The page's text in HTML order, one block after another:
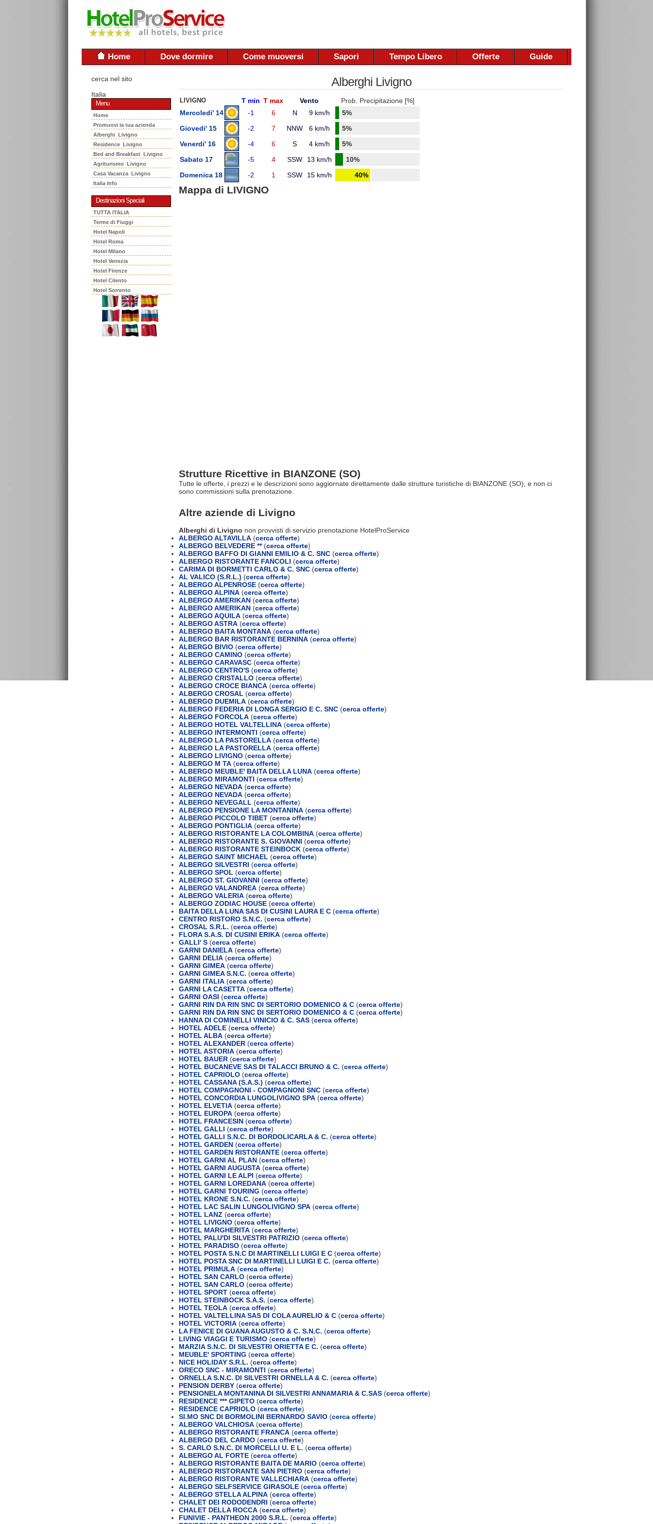
Home Dove dormire Come muoversi Sapori Tempo Libero Offerte Guide
cerca nel sito
Italia
Menu
Home
Promuovi la tua azienda
Alberghi Livigno
Residence Livigno
Bed and Breakfast Livigno
Agriturismo Livigno
Casa Vacanza Livigno
Italia Info
Destinazioni Speciali
TUTTA ITALIA
Terme di Fiuggi
Hotel Napoli
Hotel Roma
Hotel Milano
Hotel Venezia
Hotel Firenze
Hotel Cilento
Hotel Sorrento
Alberghi Livigno
LIVIGNO T min T max Vento
Prob. Precipitazione [%]
Mercoledi' 14
-1 6 N 9 km/h
5%
Giovedi' 15
-2 7 NNW 6 km/h
5%
Venerdi' 16
-4 6 S 4 km/h
5%
Sabato 17
-5 4 SSW 13 km/h
10%
Domenica 18
-2 1 SSW 15 km/h 40%
Mappa di LIVIGNO
Strutture Ricettive in BIANZONE (SO)
Tutte le offerte, i prezzi e le descrizioni sono aggiornate direttamente dalle strutture turistiche di BIANZONE (SO), e non ci
sono commissioni sulla prenotazione.
Altre aziende di Livigno
Alberghi di Livigno non provvisti di servizio prenotazione HotelProService
ALBERGO ALTAVILLA (cerca offerte)
ALBERGO BELVEDERE **(cerca offerte)
ALBERGO BAFFO DI GIANNI EMILIO & C. SNC (cerca offerte)
ALBERGO RISTORANTE FANCOLI (cerca offerte)
CARIMA DI BORMETTI CARLO & C. SNC (cerca offerte)
AL VALICO (S.R.L.) (cerca offerte)
ALBERGO ALPENROSE (cerca offerte)
ALBERGO ALPINA (cerca offerte)
ALBERGO AMERIKAN (cerca offerte)
ALBERGO AMERIKAN (cerca offerte)
ALBERGO AQUILA (cerca offerte)
ALBERGO ASTRA (cerca offerte)
ALBERGO BAITA MONTANA (cerca offerte)
ALBERGO BAR RISTORANTE BERNINA (cerca offerte)
ALBERGO BIVIO (cerca offerte)
ALBERGO CAMINO (cerca offerte)
ALBERGO CARAVASC (cerca offerte)
ALBERGO CENTRO'S (cerca offerte)
ALBERGO CRISTALLO (cerca offerte)
ALBERGO CROCE BIANCA (cerca offerte)
ALBERGO CROSAL (cerca offerte)
ALBERGO DUEMILA (cerca offerte)
ALBERGO FEDERIA DI LONGA SERGIO E C. SNC (cerca offerte)
ALBERGO FORCOLA (cerca offerte)
ALBERGO HOTEL VALTELLINA (cerca offerte)
ALBERGO INTERMONTI (cerca offerte)
ALBERGO LA PASTORELLA (cerca offerte)
ALBERGO LA PASTORELLA (cerca offerte)
ALBERGO LIVIGNO (cerca offerte)
ALBERGO M TA (cerca offerte)
ALBERGO MEUBLE' BAITA DELLA LUNA (cerca offerte)
ALBERGO MIRAMONTI (cerca offerte)
ALBERGO NEVADA (cerca offerte)
ALBERGO NEVADA (cerca offerte)
ALBERGO NEVEGALL (cerca offerte)
ALBERGO PENSIONE LA MONTANINA (cerca offerte)
ALBERGO PICCOLO TIBET (cerca offerte)
ALBERGO PONTIGLIA (cerca offerte)
ALBERGO RISTORANTE LA COLOMBINA (cerca offerte)
ALBERGO RISTORANTE S. GIOVANNI (cerca offerte)
ALBERGO RISTORANTE STEINBOCK (cerca offerte)
ALBERGO SAINT MICHAEL (cerca offerte)
ALBERGO SILVESTRI (cerca offerte)
ALBERGO SPOL (cerca offerte)
ALBERGO ST. GIOVANNI (cerca offerte)
ALBERGO VALANDREA (cerca offerte)
ALBERGO VALERIA (cerca offerte)
ALBERGO ZODIAC HOUSE (cerca offerte)
BAITA DELLA LUNA SAS DI CUSINI LAURA E C (cerca offerte)
CENTRO RISTORO S.N.C. (cerca offerte)
CROSAL S.R.L. (cerca offerte)
FLORA S.A.S. DI CUSINI ERIKA (cerca offerte)
GALLI' S (cerca offerte)
GARNI DANIELA (cerca offerte)
GARNI DELIA (cerca offerte)
GARNI GIMEA (cerca offerte)
GARNI GIMEA S.N.C. (cerca offerte)
GARNI ITALIA (cerca offerte)
GARNI LA CASETTA (cerca offerte)
GARNI OASI (cerca offerte)
GARNI RIN DA RIN SNC DI SERTORIO DOMENICO & C (cerca offerte)
GARNI RIN DA RIN SNC DI SERTORIO DOMENICO & C (cerca offerte)
HANNA DI COMINELLI VINICIO & C. SAS (cerca offerte)
HOTEL ADELE (cerca offerte)
HOTEL ALBA (cerca offerte)
HOTEL ALEXANDER (cerca offerte)
HOTEL ASTORIA (cerca offerte)
HOTEL BAUER (cerca offerte)
HOTEL BUCANEVE SAS DI TALACCI BRUNO & C. (cerca offerte)
HOTEL CAPRIOLO (cerca offerte)
HOTEL CASSANA (S.A.S.) (cerca offerte)
HOTEL COMPAGNONI - COMPAGNONI SNC (cerca offerte)
HOTEL CONCORDIA LUNGOLIVIGNO SPA (cerca offerte)
HOTEL ELVETIA (cerca offerte)
HOTEL EUROPA (cerca offerte)
HOTEL FRANCESIN (cerca offerte)
HOTEL GALLI (cerca offerte)
HOTEL GALLI S.N.C. DI BORDOLICARLA & C. (cerca offerte)
HOTEL GARDEN (cerca offerte)
HOTEL GARDEN RISTORANTE (cerca offerte)
HOTEL GARNI AL PLAN (cerca offerte)
HOTEL GARNI AUGUSTA (cerca offerte)
HOTEL GARNI LE ALPI (cerca offerte)
HOTEL GARNI LOREDANA (cerca offerte)
HOTEL GARNI TOURING (cerca offerte)
HOTEL KRONE S.N.C. (cerca offerte)
HOTEL LAC SALIN LUNGOLIVIGNO SPA (cerca offerte)
HOTEL LANZ (cerca offerte)
HOTEL LIVIGNO (cerca offerte)
HOTEL MARGHERITA (cerca offerte)
HOTEL PALU'DI SILVESTRI PATRIZIO (cerca offerte)
HOTEL PARADISO (cerca offerte)
HOTEL POSTA S.N.C DI MARTINELLI LUIGI E C (cerca offerte)
HOTEL POSTA SNC DI MARTINELLI LUIGI E C. (cerca offerte)
HOTEL PRIMULA (cerca offerte)
HOTEL SAN CARLO (cerca offerte)
HOTEL SAN CARLO (cerca offerte)
HOTEL SPORT (cerca offerte)
HOTEL STEINBOCK S.A.S. (cerca offerte)
HOTEL TEOLA (cerca offerte)
HOTEL VALTELLINA SAS DI COLA AURELIO & C (cerca offerte)
HOTEL VICTORIA (cerca offerte)
LA FENICE DI GUANA AUGUSTO & C. S.N.C. (cerca offerte)
LIVING VIAGGI E TURISMO (cerca offerte)
MARZIA S.N.C. DI SILVESTRI ORIETTA E C. (cerca offerte)
MEUBLE' SPORTING (cerca offerte)
NICE HOLIDAY S.R.L. (cerca offerte)
ORECO SNC - MIRAMONTI (cerca offerte)
ORNELLA S.N.C. DI SILVESTRI ORNELLA & C. (cerca offerte)
PENSION DERBY (cerca offerte)
PENSIONELA MONTANINA DI SILVESTRI ANNAMARIA & C.SAS (cerca offerte)
RESIDENCE *** GIPETO (cerca offerte)
RESIDENCE CAPRIOLO (cerca offerte)
SI.MO SNC DI BORMOLINI BERNARDO SAVIO (cerca offerte)
ALBERGO VALCHIOSA (cerca offerte)
ALBERGO RISTORANTE FRANCA (cerca offerte)
ALBERGO DEL CARDO (cerca offerte)
S. CARLO S.N.C. DI MORCELLI U. E L. (cerca offerte)
ALBERGO AL FORTE (cerca offerte)
ALBERGO RISTORANTE BAITA DE MARIO (cerca offerte)
ALBERGO RISTORANTE SAN PIETRO (cerca offerte)
ALBERGO RISTORANTE VALLECHIARA (cerca offerte)
ALBERGO SELFSERVICE GIRASOLE (cerca offerte)
ALBERGO STELLA ALPINA (cerca offerte)
CHALET DEI RODODENDRI (cerca offerte)
CHALET DELLA ROCCA (cerca offerte)
FUNIVIE - PANTHEON 2000 S.R.L. (cerca offerte)